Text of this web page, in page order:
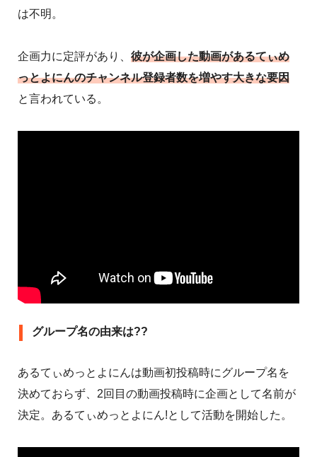
は不明。
企画力に定評があり、 彼が企画した動画があるてぃめ
っとよにんのチャンネル登録者数を増やす大きな要因
と言われている。
グループ名の由来は??
あるてぃめっとよにんは動画初投稿時にグループ名を
決めておらず、2回目の動画投稿時に企画として名前が
決定。あるてぃめっとよにん!として活動を開始した。